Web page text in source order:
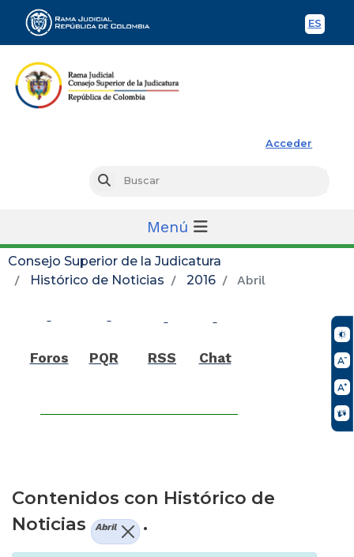
ES
Acceder
Buscar
Menú
Consejo Superior de la Judicatura
Histórico de Noticias
2016 Abril
Foros PQR RSS Chat
Contenidos con Histórico de
Noticias
Abril .